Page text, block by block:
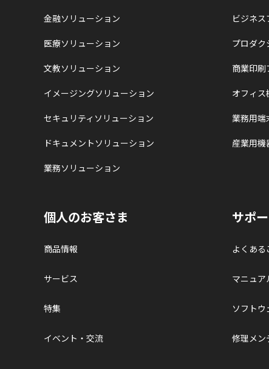
金融ソリューション
医療ソリューション
文教ソリューション
イメージングソリューション
セキュリティソリューション
ドキュメントソリューション
業務ソリューション
ビジネ
プロダ
商業印刷
オフィス
業務用端
産業用機
個人のお客さま
商品情報
サービス
特集
イベント・交流
サポ
よくある
マニュア
ソフト
修理メン